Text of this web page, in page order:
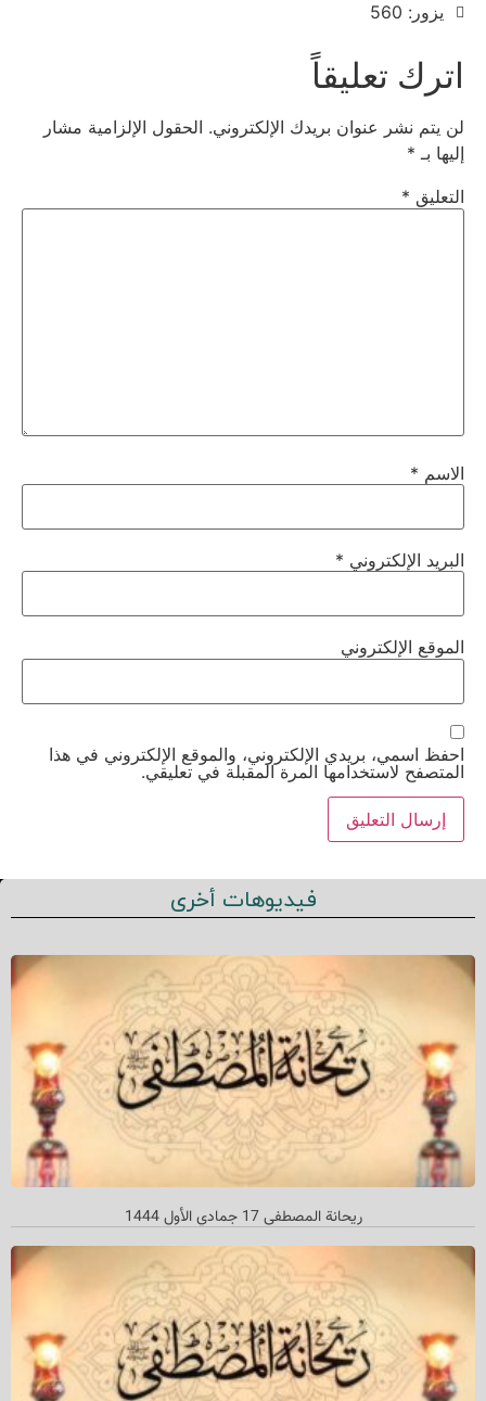
يزور: 560
اترك تعليقاً
لن يتم نشر عنوان بريدك الإلكتروني. الحقول الإلزامية مشار
إليها بـ *
التعليق *
الاسم *
البريد الإلكتروني *
الموقع الإلكتروني
احفظ اسمي، بريدي الإلكتروني، والموقع الإلكتروني في هذا
المتصفح لاستخدامها المرة المقبلة في تعليقي.
فيديوهات أخرى
ریحانة المصطفی 17 جمادي الأول 1444